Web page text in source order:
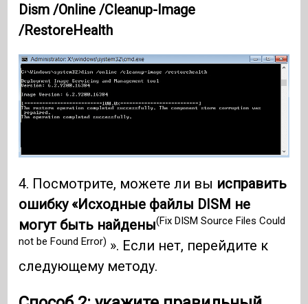
Dism /Online /Cleanup-Image
/RestoreHealth
4. Посмотрите, можете ли вы исправить
ошибку «Исходные файлы DISM не
могут быть найдены(Fix DISM Source Files Could
not be Found Error) ». Если нет, перейдите к
следующему методу.